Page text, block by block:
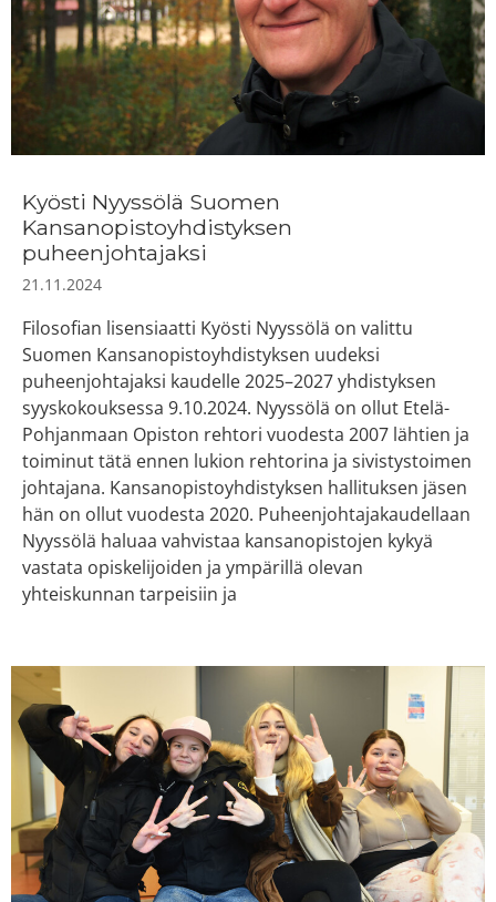
Kyösti Nyyssölä Suomen
Kansanopistoyhdistyksen
puheenjohtajaksi
21.11.2024
Filosofian lisensiaatti Kyösti Nyyssölä on valittu
Suomen Kansanopistoyhdistyksen uudeksi
puheenjohtajaksi kaudelle 2025–2027 yhdistyksen
syyskokouksessa 9.10.2024. Nyyssölä on ollut Etelä-
Pohjanmaan Opiston rehtori vuodesta 2007 lähtien ja
toiminut tätä ennen lukion rehtorina ja sivistystoimen
johtajana. Kansanopistoyhdistyksen hallituksen jäsen
hän on ollut vuodesta 2020. Puheenjohtajakaudellaan
Nyyssölä haluaa vahvistaa kansanopistojen kykyä
vastata opiskelijoiden ja ympärillä olevan
yhteiskunnan tarpeisiin ja